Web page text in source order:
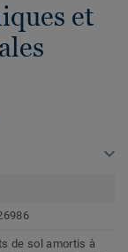
et
de sol amortis à